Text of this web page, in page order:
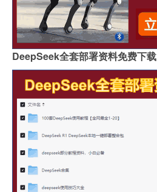
DeepSeek全套部署资料免费下载